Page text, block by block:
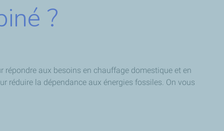
?
aux besoins en chauffage domestique et en
réduire la dépendance aux énergies fossiles. On vous